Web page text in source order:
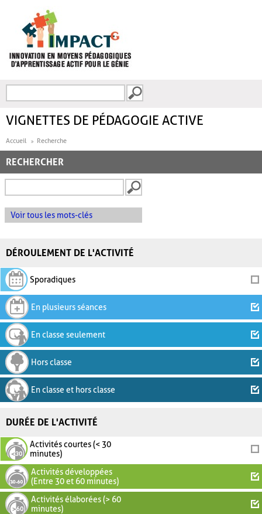
FORMULAIRE DE
VIGNETTES DE PÉDAGOGIE ACTIVE
Accueil Recherche
RECHERCHER
Voir tous les mots-clés
DÉROULEMENT DE L'ACTIVITÉ
Sporadiques
En plusieurs séances
En classe seulement
Hors classe
En classe et hors classe
DURÉE DE L'ACTIVITÉ
Activités courtes (< 30
minutes)
Activités développées
(Entre 30 et 60 minutes)
Activités élaborées (> 60
minutes)